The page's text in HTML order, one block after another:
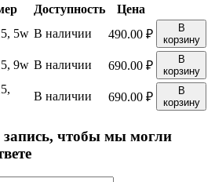
Доступность
Цена
5w В наличии 490.00 ₽
В
корзину
9w В наличии 690.00 ₽
В
корзину
В наличии 690.00 ₽
В
корзину
запись, чтобы мы могли